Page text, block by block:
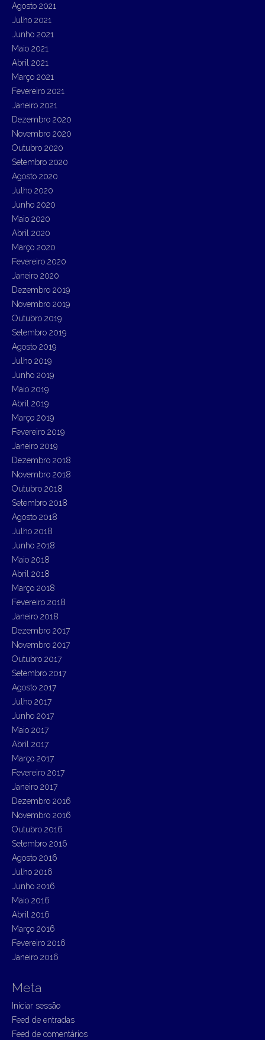
Agosto 2021
Julho 2021
Junho 2021
Maio 2021
Abril 2021
Março 2021
Fevereiro 2021
Janeiro 2021
Dezembro 2020
Novembro 2020
Outubro 2020
Setembro 2020
Agosto 2020
Julho 2020
Junho 2020
Maio 2020
Abril 2020
Março 2020
Fevereiro 2020
Janeiro 2020
Dezembro 2019
Novembro 2019
Outubro 2019
Setembro 2019
Agosto 2019
Julho 2019
Junho 2019
Maio 2019
Abril 2019
Março 2019
Fevereiro 2019
Janeiro 2019
Dezembro 2018
Novembro 2018
Outubro 2018
Setembro 2018
Agosto 2018
Julho 2018
Junho 2018
Maio 2018
Abril 2018
Março 2018
Fevereiro 2018
Janeiro 2018
Dezembro 2017
Novembro 2017
Outubro 2017
Setembro 2017
Agosto 2017
Julho 2017
Junho 2017
Maio 2017
Abril 2017
Março 2017
Fevereiro 2017
Janeiro 2017
Dezembro 2016
Novembro 2016
Outubro 2016
Setembro 2016
Agosto 2016
Julho 2016
Junho 2016
Maio 2016
Abril 2016
Março 2016
Fevereiro 2016
Janeiro 2016
Meta
Iniciar sessão
Feed de entradas
Feed de comentários